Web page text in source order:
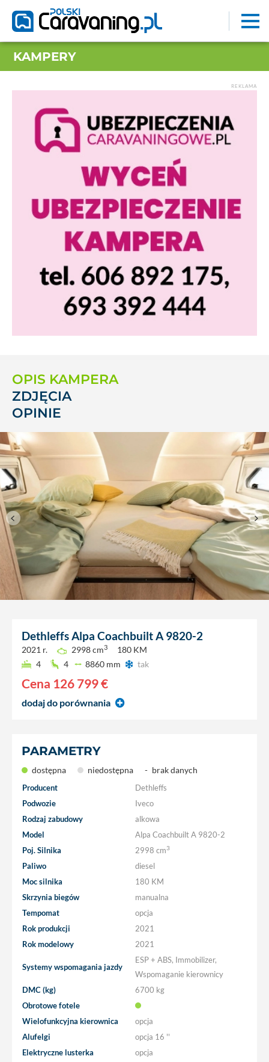
KAMPERY
REKLAMA
OPIS KAMPERA
ZDJĘCIA
OPINIE
DethleffsAlpa Coachbuilt A 9820-2
2021 r. 2998 cm3
180 KM
4
4 8860 mm tak
Cena 126 799 €
dodaj do porównania
PARAMETRY
dostępna niedostępna - brak danych
Producent
Dethleffs
Podwozie
Iveco
Rodzaj zabudowy
alkowa
Model
Alpa Coachbuilt A 9820-2
Poj. Silnika
2998 cm3
Paliwo
diesel
Moc silnika
180 KM
Skrzynia biegów
manualna
Tempomat
opcja
Rok produkcji
2021
Rok modelowy
2021
Systemy wspomagania jazdy
ESP + ABS, Immobilizer,
Wspomaganie kierownicy
DMC (kg)
6700 kg
Obrotowe fotele
Wielofunkcyjna kierownica
opcja
Alufelgi
opcja 16 ''
Elektryczne lusterka
opcja